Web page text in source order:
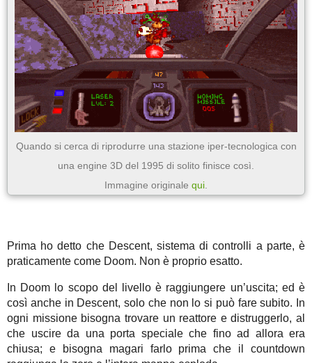
Quando si cerca di riprodurre una stazione iper-tecnologica con
una engine 3D del 1995 di solito finisce così.
Immagine originale qui
Prima ho detto che Descent, sistema di controlli a parte, è
praticamente come Doom. Non è proprio esatto.
In Doom lo scopo del livello è raggiungere un’uscita; ed è
così anche in Descent, solo che non lo si può fare subito. In
ogni missione bisogna trovare un reattore e distruggerlo, al
che uscire da una porta speciale che fino ad allora era
chiusa; e bisogna magari farlo prima che il countdown